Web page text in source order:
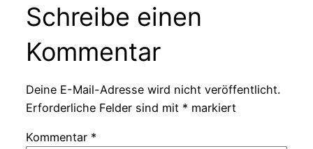
Schreibe einen
Kommentar
Deine E-Mail-Adresse wird nicht veröffentlicht.
Erforderliche Felder sind mit * markiert
Kommentar *